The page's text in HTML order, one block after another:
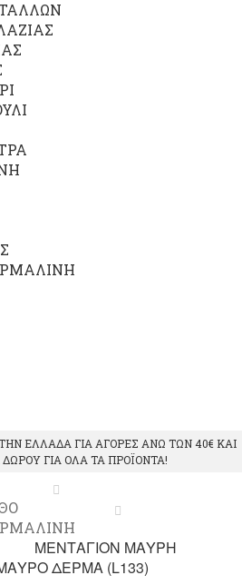
ΕΛΛΑΔΑ ΓΙΑ ΑΓΟΡΕΣ ΑΝΩ ΤΩΝ 40€ ΚΑΙ
ΓΙΑ ΟΛΑ ΤΑ ΠΡΟΪΟΝΤΑ!
ΜΕΝΤΑΓΙΟΝ ΜΑΥΡΗ
ΔΕΡΜΑ (L133)